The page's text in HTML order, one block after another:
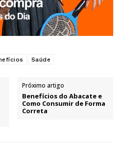
Saúde
Próximo artigo
Benefícios do Abacate e
Como Consumir de Forma
Correta